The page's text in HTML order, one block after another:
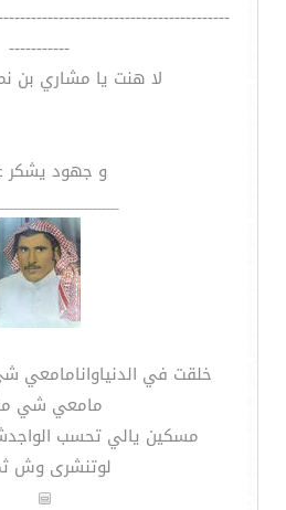
-----------
لا هنت يا مشاري بن
و جهود يشكر
خلقت في الدنياوانامامعي
مامعي شي
مسكين يالي تحسب
لوتنشرى وش